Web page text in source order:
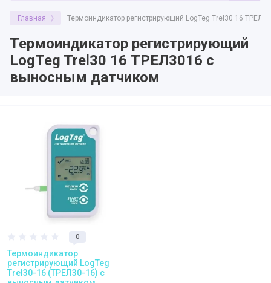
Оформить претензию
Политика конфидециальности
Пользовательское соглашение
Полезная информация
Главная Термоиндикатор регистрирующий LogTeg Trel30 16
Термоиндикатор регистрирующий
LogTeg Trel30 16 ТРЕЛ3016 с
выносным датчиком
0
Термоиндикатор
регистрирующий LogTeg
Trel30-16 (ТРЕЛ30-16) с